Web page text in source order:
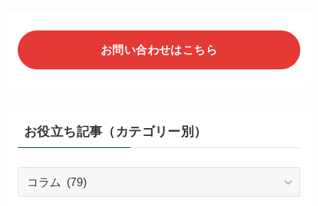
お問い合わせはこちら
お役立ち記事（カテゴリー別）